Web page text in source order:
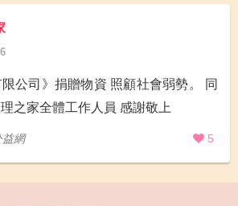
贈物資 照顧社會弱勢。 同
仁醫院附設土城護理之家全體工作人員 感謝敬上
益網 5